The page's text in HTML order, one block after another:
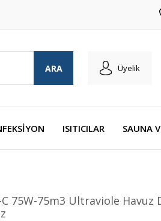
ARA Üyelik
ISITICILAR SAUNA
75W-75m3 Ultraviole Havuz